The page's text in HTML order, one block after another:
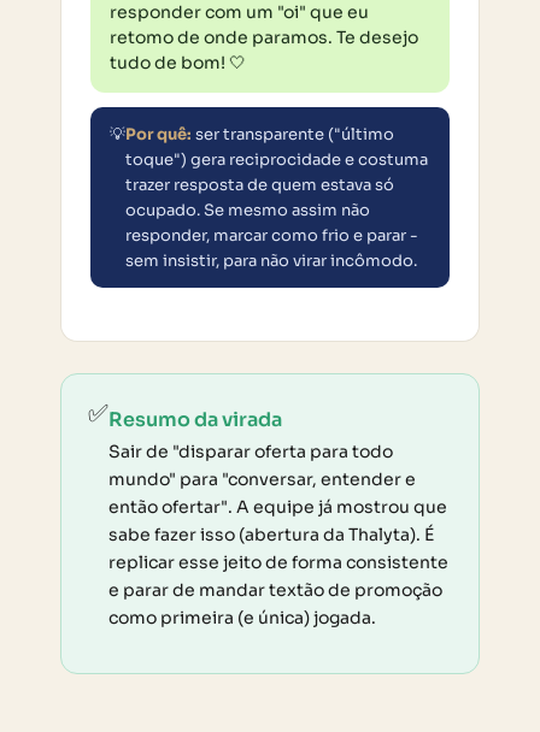
responder com um "oi" que eu
retomo de onde paramos. Te desejo
tudo de bom! 🤍
💡Por quê: ser transparente ("último
toque") gera reciprocidade e costuma
trazer resposta de quem estava só
ocupado. Se mesmo assim não
responder, marcar como frio e parar -
sem insistir, para não virar incômodo.
✅Resumo da virada
Sair de "disparar oferta para todo
mundo" para "conversar, entender e
então ofertar". A equipe já mostrou que
sabe fazer isso (abertura da Thalyta). É
replicar esse jeito de forma consistente
e parar de mandar textão de promoção
como primeira (e única) jogada.